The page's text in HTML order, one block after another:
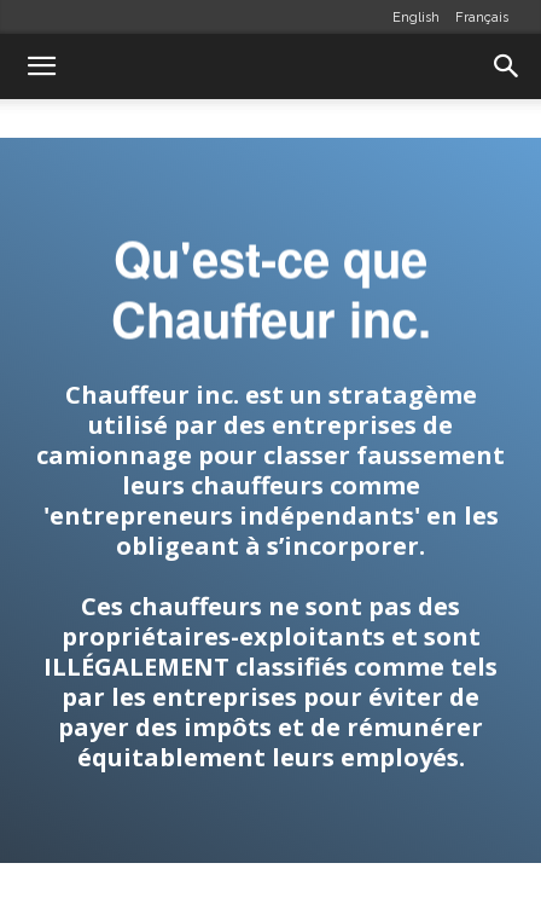
English Français
Qu'est-ce que
Chauffeur inc.
Chauffeur inc. est un stratagème
utilisé par des entreprises de
camionnage pour classer faussement
leurs chauffeurs comme
'entrepreneurs indépendants' en les
obligeant à s’incorporer.
Ces chauffeurs ne sont pas des
propriétaires-exploitants et sont
ILLÉGALEMENT classifiés comme tels
par les entreprises pour éviter de
payer des impôts et de rémunérer
équitablement leurs employés.